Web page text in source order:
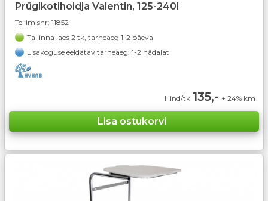
Prügikotihoidja Valentin, 125-240l
Tellimisnr: 11852
Tallinna laos 2 tk, tarneaeg 1-2 päeva
Lisakoguse eeldatav tarneaeg: 1-2 nädalat
Hind/tk 135,- + 24% km